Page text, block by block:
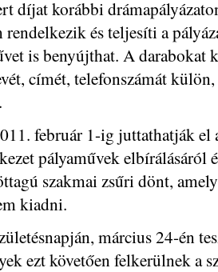
díjat korábbi
rendelkezik és teljesíti a
is benyújthat. A darabokat
címét, telefonszámát
február 1-ig juttathatják el
pályaművek elbírálásáról
szakmai zsűri dönt,
kiadni.
március 24-én
ezt követően felkerülnek a